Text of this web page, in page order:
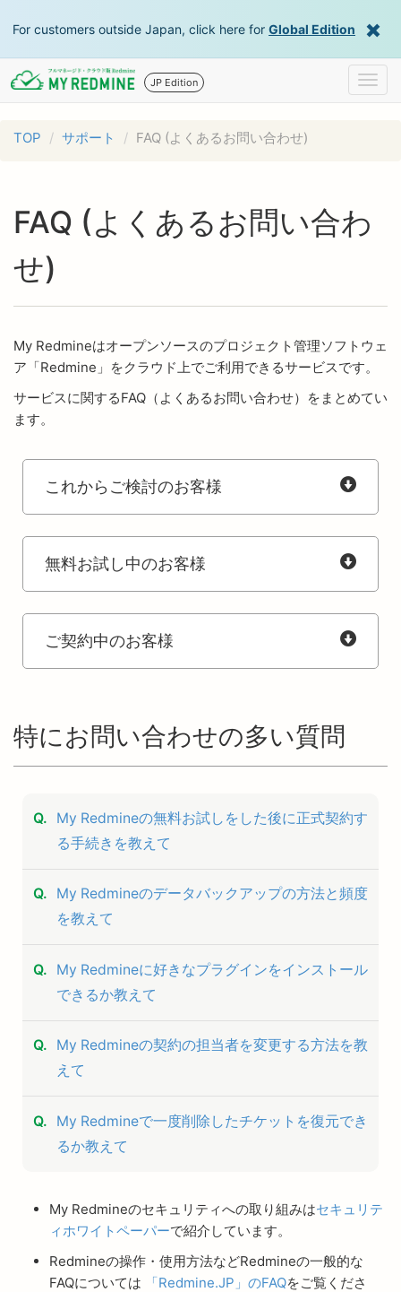
For customers outside Japan, click here for Global Edition
JP Edition
TOP サポート FAQ (よくあるお問い合わせ)
FAQ (よくあるお問い合わ
せ)
My Redmineはオープンソースのプロジェクト管理ソフトウェ
ア「Redmine」をクラウド上でご利用できるサービスです。
サービスに関するFAQ（よくあるお問い合わせ）をまとめてい
ます。
これからご検討のお客様
無料お試し中のお客様
ご契約中のお客様
特にお問い合わせの多い質問
My Redmineの無料お試しをした後に正式契約す
る手続きを教えて
My Redmineのデータバックアップの方法と頻度
を教えて
My Redmineに好きなプラグインをインストール
できるか教えて
My Redmineの契約の担当者を変更する方法を教
えて
My Redmineで一度削除したチケットを復元でき
るか教えて
My Redmineのセキュリティへの取り組みはセキュリテ
ィホワイトペーパーで紹介しています。
Redmineの操作・使用方法などRedmineの一般的な
FAQについては
「Redmine.JP」のFAQをご覧くださ